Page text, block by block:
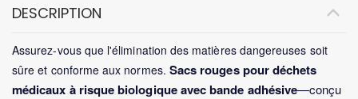
DESCRIPTION
Assurez-vous que l'élimination des matières dangereuses soit
sûre et conforme aux normes. Sacs rouges pour déchets
médicaux à risque biologique avec bande adhésive—conçu